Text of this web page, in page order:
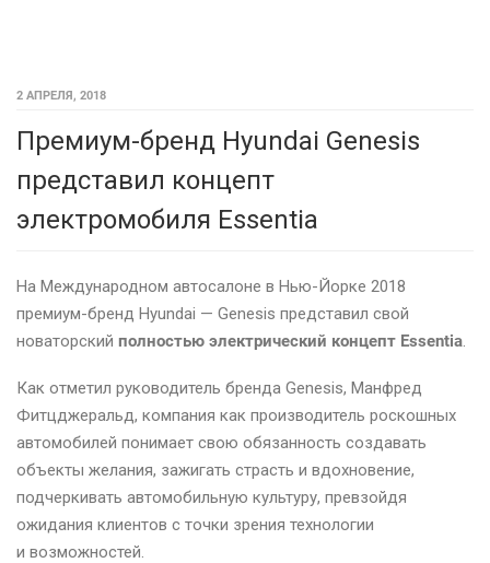
2 АПРЕЛЯ, 2018
Премиум-бренд Hyundai Genesis
представил концепт
электромобиля Essentia
На Международном автосалоне в Нью-Йорке 2018
премиум-бренд Hyundai — Genesis представил свой
новаторский полностью электрический концепт Essentia.
Как отметил руководитель бренда Genesis, Манфред
Фитцджеральд, компания как производитель роскошных
автомобилей понимает свою обязанность создавать
объекты желания, зажигать страсть и вдохновение,
подчеркивать автомобильную культуру, превзойдя
ожидания клиентов с точки зрения технологии
и возможностей.